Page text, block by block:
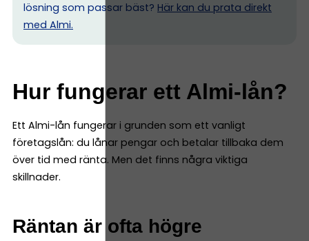
lösning som passar bäst? Här kan du prata direkt
med Almi.
Hur fungerar ett Almi-lån?
Ett Almi-lån fungerar i grunden som ett vanligt
företagslån: du lånar pengar och betalar tillbaka dem
över tid med ränta. Men det finns några viktiga
skillnader.
Räntan är ofta högre